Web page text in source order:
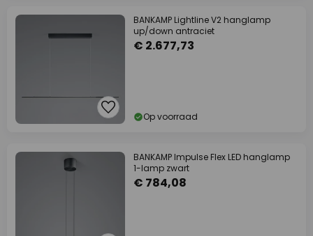
BANKAMP Lightline V2 hanglamp
up/down antraciet
€ 2.677,73
Op voorraad
BANKAMP Impulse Flex LED hanglamp
1-lamp zwart
€ 784,08